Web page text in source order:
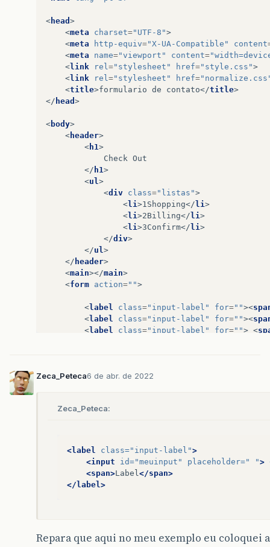
< head >
<meta charset="UTF-8">
<meta http-equiv="X-UA-Compatible" content
<meta name="viewport" content=
<link rel="stylesheet" href="style.css">
<link rel="stylesheet" href=
<title>formulario de contato</title>
</ head >
<body>
< header>
< h1>
            Check Out
</ h1>
<ul>
<div class="listas">
<li>1Shopping</ li>
<li>2Billing</ li>
<li>3Confirm</ li>
</div>
</ul>
</ header>
<main></main>
<form action="">
<label class="input-label" for=""><
<label class="input-label" for=""><
<label class="input-label" for=""> <
<footer>
body>
Zeca_Peteca6 de abr. de 2022
Zeca_Peteca:
<label class="input-label">
<input
id="meuinput" placeholder=" ">
<span>Label</span>
</label>
Repara que aqui no meu exemplo eu coloquei